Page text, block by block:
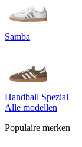
Samba
Handball Spezial
Alle modellen
Populaire merken